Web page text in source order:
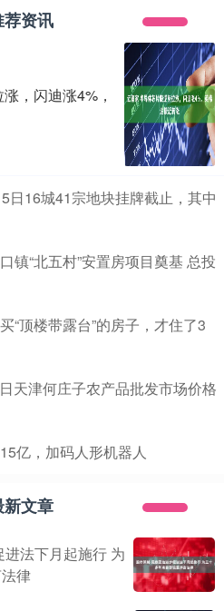
荐资讯
，闪迪涨4%，
日16城41宗地块挂牌截止，其中
镇“北五村”安置房项目奠基 总投
“顶楼带露台”的房子，才住了3
天津何庄子农产品批发市场价格
亿，加码人形机器人
新文章
法下月起施行 为
律